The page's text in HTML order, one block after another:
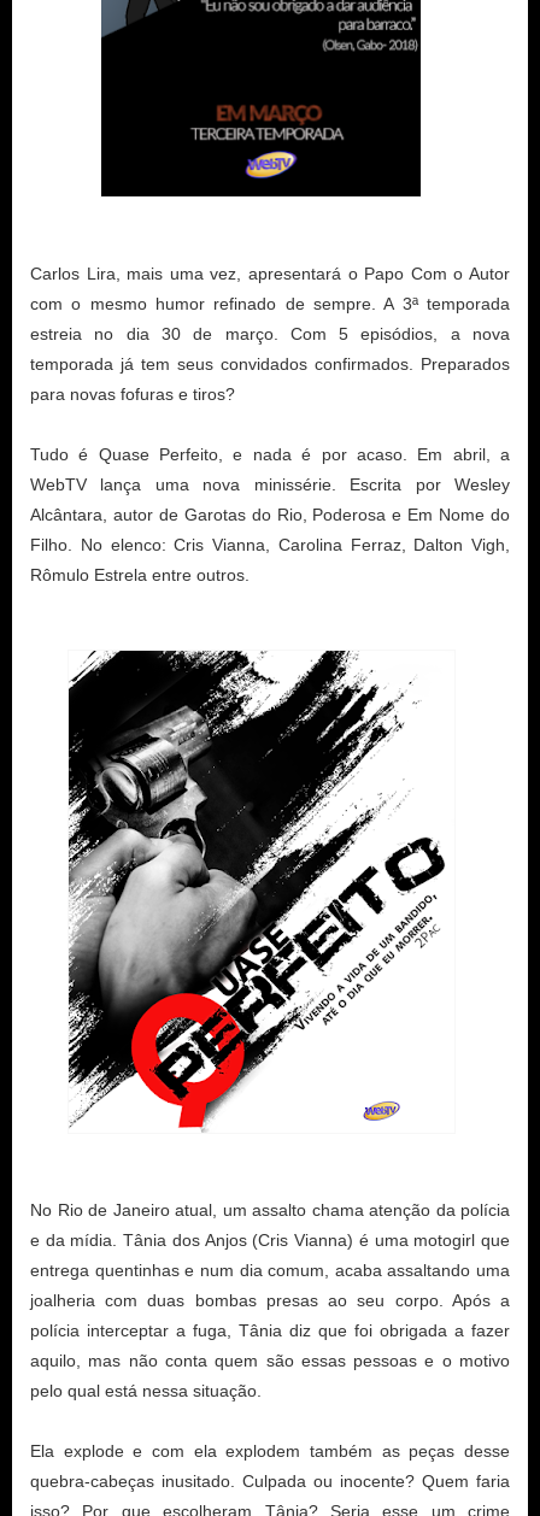
Carlos Lira, mais uma vez, apresentará o Papo Com o Autor
com o mesmo humor refinado de sempre. A 3ª temporada
estreia no dia 30 de março. Com 5 episódios, a nova
temporada já tem seus convidados confirmados. Preparados
para novas fofuras e tiros?
Tudo é Quase Perfeito, e nada é por acaso. Em abril, a
WebTV lança uma nova minissérie. Escrita por Wesley
Alcântara, autor de Garotas do Rio, Poderosa e Em Nome do
Filho. No elenco: Cris Vianna, Carolina Ferraz, Dalton Vigh,
Rômulo Estrela entre outros.
No Rio de Janeiro atual, um assalto chama atenção da polícia
e da mídia. Tânia dos Anjos (Cris Vianna) é uma motogirl que
entrega quentinhas e num dia comum, acaba assaltando uma
joalheria com duas bombas presas ao seu corpo. Após a
polícia interceptar a fuga, Tânia diz que foi obrigada a fazer
aquilo, mas não conta quem são essas pessoas e o motivo
pelo qual está nessa situação.
Ela explode e com ela explodem também as peças desse
quebra-cabeças inusitado. Culpada ou inocente? Quem faria
isso? Por que escolheram Tânia? Seria esse um crime